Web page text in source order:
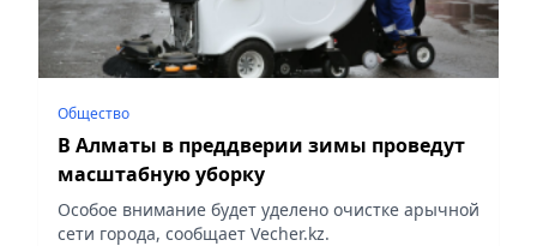
Общество
В Алматы в преддверии зимы проведут
масштабную уборку
Особое внимание будет уделено очистке арычной
сети города, сообщает Vecher.kz.